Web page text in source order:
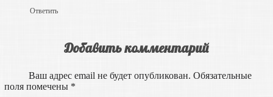
Ответить
Добавить комментарий
Ваш адрес email не будет опубликован. Обязательные
поля помечены *